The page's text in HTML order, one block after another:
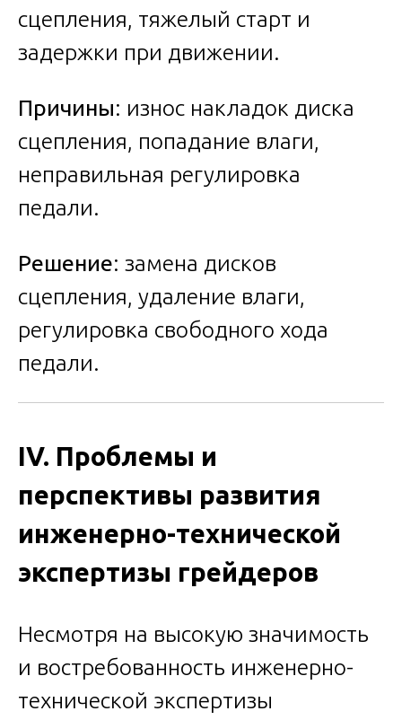
сцепления, тяжелый старт и
задержки при движении.
Причины: износ накладок диска
сцепления, попадание влаги,
неправильная регулировка
педали.
Решение: замена дисков
сцепления, удаление влаги,
регулировка свободного хода
педали.
IV. Проблемы и
перспективы развития
инженерно-технической
экспертизы грейдеров
Несмотря на высокую значимость
и востребованность инженерно-
технической экспертизы